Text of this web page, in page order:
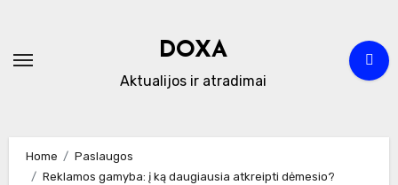
content
DOXA
Aktualijos ir atradimai
Home
Paslaugos
Reklamos gamyba: į ką daugiausia atkreipti dėmesio?